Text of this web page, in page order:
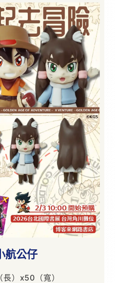
航公仔
）x50（寬）